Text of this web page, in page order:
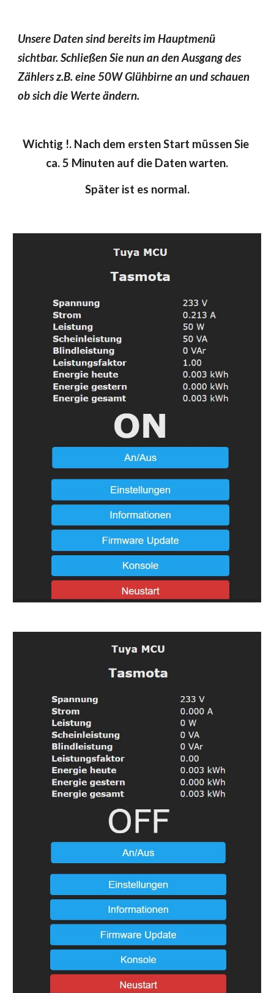
Unsere Daten sind bereits im Hauptmenü
sichtbar. Schließen Sie nun an den Ausgang des
Zählers z.B. eine 50W Glühbirne an und schauen
ob sich die Werte ändern.
Wichtig !. Nach dem ersten Start müssen Sie
ca. 5 Minuten auf die Daten warten.
Später ist es normal.